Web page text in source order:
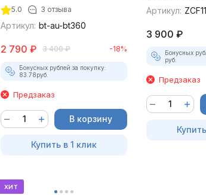
5.0 3 отзыва
Артикул: bt-au-bt360
2 790 ₽ 3 400 ₽ -18%
Бонусных рублей за покупку:
83.78руб.
Предзаказ
В корзину
Купить в 1 клик
для
Артикул:
3 900 ₽
Бонусных
руб.
Предзаказ
хит